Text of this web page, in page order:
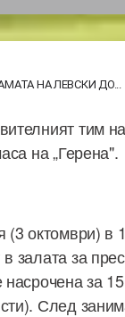
НА ЛЕВСКИ ДО...
тим
на „Герена".
(3 октомври) в
залата за
насрочена за
След